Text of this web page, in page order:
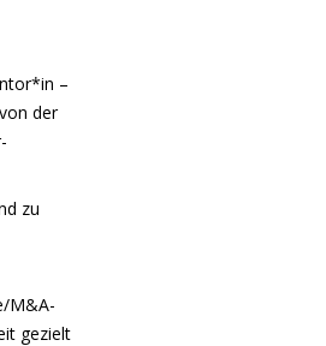
–
der
zu
M&A-
gezielt